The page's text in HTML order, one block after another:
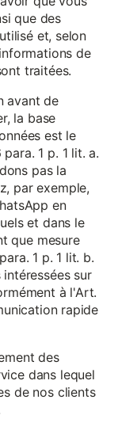
que des
et, selon
de
traitées.
avant de
la base
est le
1 p. 1 lit. a.
pas la
par exemple,
en
et dans le
que mesure
1 p. 1 lit. b.
sur
à l'Art.
rapide
des
dans lequel
de nos clients